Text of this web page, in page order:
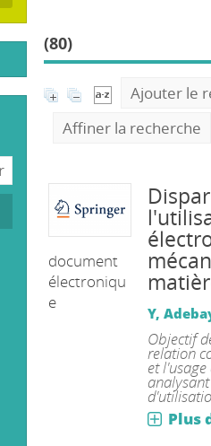
(80)
Ajouter le
Affiner la recherche
document
électroniqu
e
Y,
Objectif
relation
et
Plus